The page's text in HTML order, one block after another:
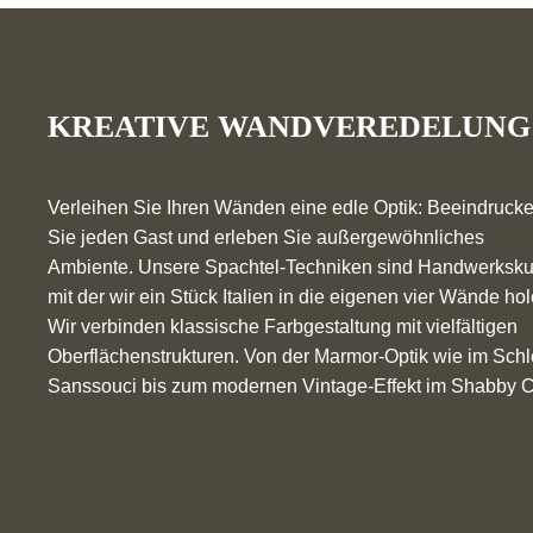
KREATIVE WANDVEREDELUNG
Verleihen Sie Ihren Wänden eine edle Optik:
Sie jeden Gast und erleben Sie außergewöhnliches
Ambiente. Unsere Spachtel-Techniken sind
mit der wir ein Stück Italien in die eigenen vier Wände
Wir verbinden klassische Farbgestaltung mit vielfältigen
Oberflächenstrukturen. Von der Marmor-Optik wie im
Sanssouci bis zum modernen Vintage-Effekt im Shabby